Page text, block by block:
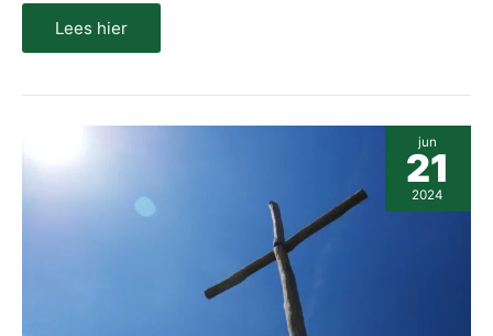
Lees hier
de
Pinksteren?
jun
21
2024